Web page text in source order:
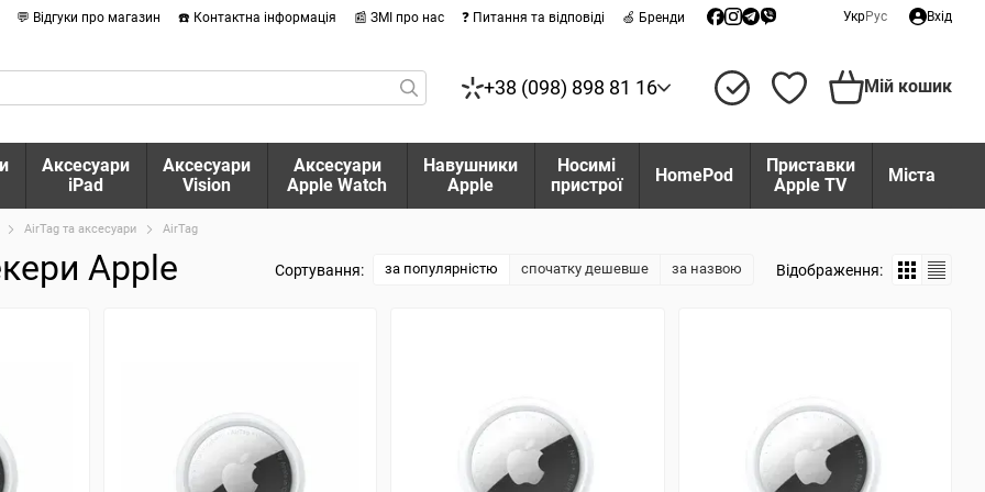
💬 Відгуки про магазин ☎️ Контактна інформація 📰 ЗМІ про нас ❓ Питання та відповіді 🍏 Бренди УкрРус Вхід
+38 (098) 898 81 16 Мій кошик
Аксесуари
iPad
Аксесуари
Vision
Аксесуари
Apple Watch
Навушники
Apple
Носимі
пристрої
HomePod
Приставки
Apple TV
Міста
AirTag та аксесуари AirTag
Apple Сортування: за популярністю спочатку дешевше за назвою Відображення: